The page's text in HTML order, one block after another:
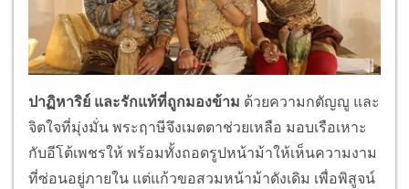
ปาฏิหาริย์ และรักแท้ที่ถูกมองข้าม ด้วยความกตัญญู และ
จิตใจที่มุ่งมั่น พระฤาษีจึงเมตตาช่วยเหลือ มอบเรือเหาะ
กับอีโต้เพชรให้ พร้อมทั้งถอดรูปหน้าม้าให้เห็นความงาม
ที่ซ่อนอยู่ภายใน แต่แก้วขอสวมหน้าม้าดังเดิม เพื่อพิสูจน์